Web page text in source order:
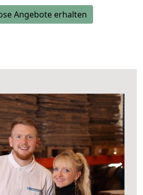
Angebote erhalten